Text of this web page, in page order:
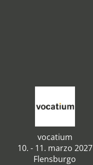
vocatium
10. - 11. marzo 2027
Flensburgo